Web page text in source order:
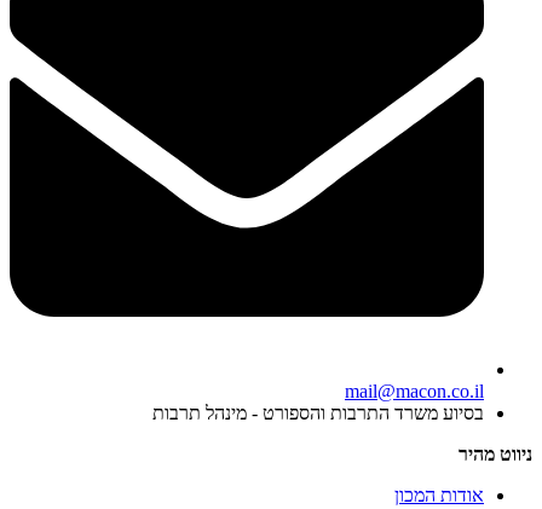
mail@macon.co.il
בסיוע משרד התרבות והספורט - מינהל תרבות
ניווט מהיר
אודות המכון